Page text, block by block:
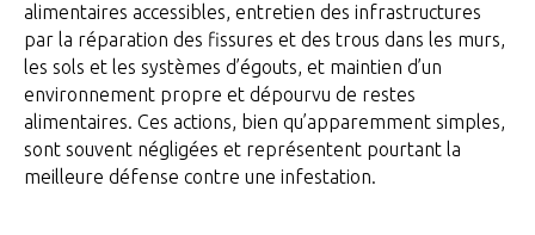
alimentaires accessibles, entretien des infrastructures
par la réparation des fissures et des trous dans les murs,
les sols et les systèmes d’égouts, et maintien d’un
environnement propre et dépourvu de restes
alimentaires. Ces actions, bien qu’apparemment simples,
sont souvent négligées et représentent pourtant la
meilleure défense contre une infestation.